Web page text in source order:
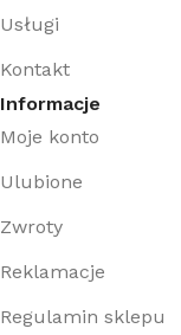
Usługi
Kontakt
Informacje
Moje konto
Ulubione
Zwroty
Reklamacje
Regulamin sklepu